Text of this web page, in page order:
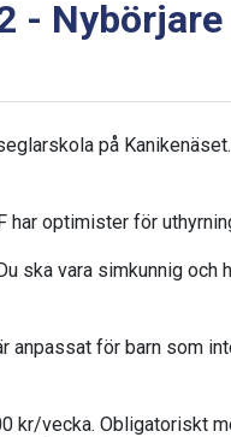
- Nybörjare
på
har optimister för
ska vara simkunnig och
anpassat för barn som
kr/vecka. Obligatoriskt